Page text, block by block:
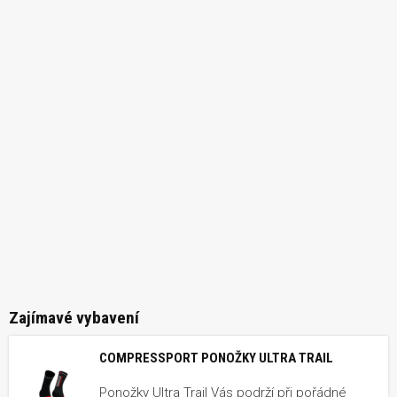
Zajímavé vybavení
COMPRESSPORT PONOŽKY ULTRA TRAIL
Ponožky Ultra Trail Vás podrží při pořádné